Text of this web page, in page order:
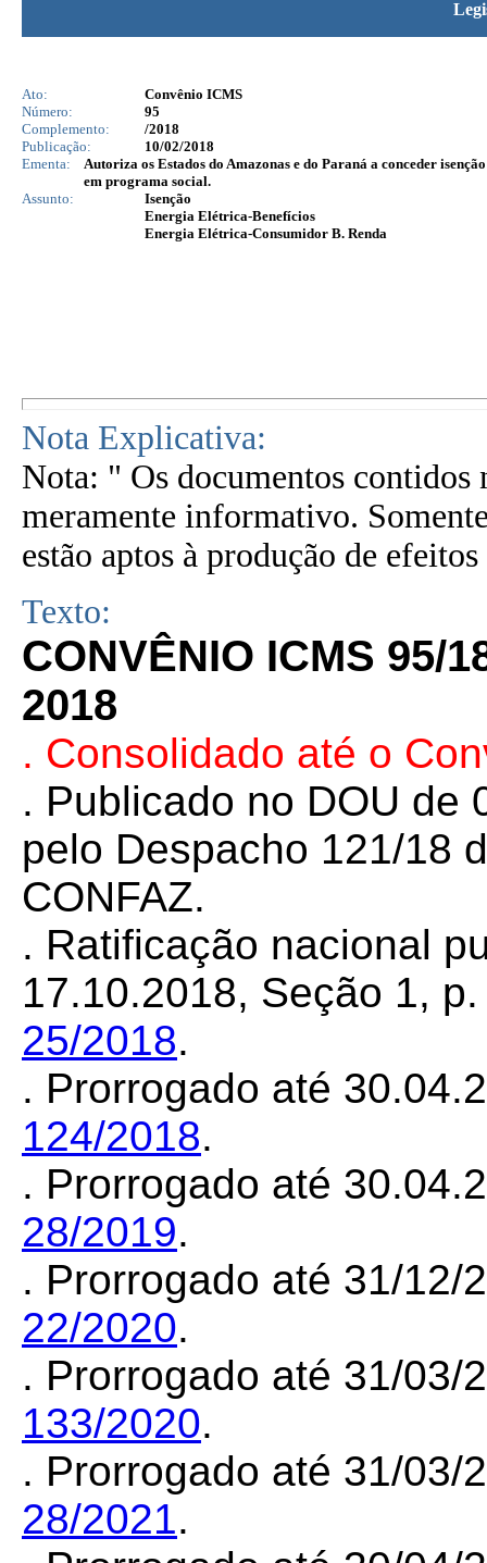
Ato:
Convênio ICMS
Número:
95
Complemento:
/2018
Publicação:
10/02/2018
Ementa:
Autoriza os Estados do Amazonas e do Paraná a conceder
em programa social.
Assunto:
Isenção
Energia Elétrica-Benefícios
Energia Elétrica-Consumidor B. Renda
Nota Explicativa:
Nota: " Os documentos contidos
meramente informativo.
estão aptos à produção de
Texto:
CONVÊNIO ICMS 95/
2018
. Consolidado até o
. Publicado no DOU de
pelo Despacho 121/18
CONFAZ.
. Ratificação nacional
17.10.2018, Seção 1,
25/2018.
. Prorrogado até
124/2018.
. Prorrogado até
28/2019.
. Prorrogado até 31/12/
22/2020.
. Prorrogado até 31/03/
133/2020.
. Prorrogado até 31/03/
28/2021.